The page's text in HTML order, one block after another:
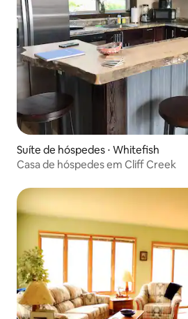
Suíte de hóspedes ⋅ Whitefish
Casa de hóspedes em Cliff Creek